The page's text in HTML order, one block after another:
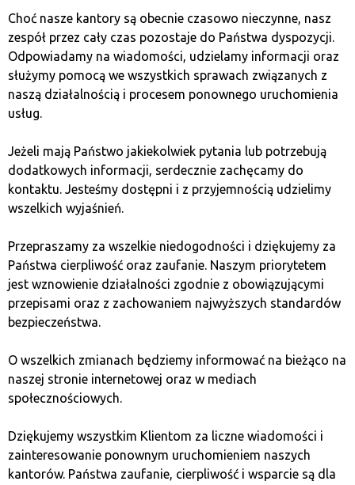
Franchise mit Gewinnen
Dank proprietärer Software ist der Bitcoin-
Handel sicher und die Transaktionen
sind sehr schnell.
Unser Echtzeit-Algorithmus sucht nach den
besten Angeboten von Börsen und unseren
Partnern, damit wir die besten Preise
anbieten können – die Optimierung dieser
Wir garantieren ständige Unterstützung
und Schulung im Wissen über
Kryptowährungen und Blockchain-
Technologie.
Wenn Sie auf der Suche nach einer Idee für Ihr
Choć nasze kantory są obecnie czasowo nieczynne, nasz
zespół przez cały czas pozostaje do Państwa dyspozycji.
Odpowiadamy na wiadomości, udzielamy informacji oraz
służymy pomocą we wszystkich sprawach związanych z
naszą działalnością i procesem ponownego uruchomienia
usług.
Jeżeli mają Państwo jakiekolwiek pytania lub potrzebują
dodatkowych informacji, serdecznie zachęcamy do
kontaktu. Jesteśmy dostępni i z przyjemnością udzielimy
wszelkich wyjaśnień.
Przepraszamy za wszelkie niedogodności i dziękujemy za
Państwa cierpliwość oraz zaufanie. Naszym priorytetem
jest wznowienie działalności zgodnie z obowiązującymi
przepisami oraz z zachowaniem najwyższych standardów
bezpieczeństwa.
O wszelkich zmianach będziemy informować na bieżąco na
naszej stronie internetowej oraz w mediach
społecznościowych.
Dziękujemy wszystkim Klientom za liczne wiadomości i
zainteresowanie ponownym uruchomieniem naszych
kantorów. Państwa zaufanie, cierpliwość i wsparcie są dla